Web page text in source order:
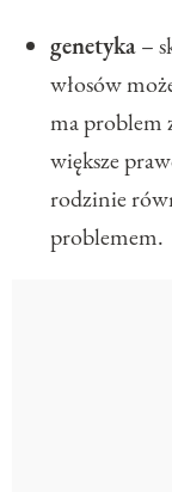
genetyka–
włosów
ma problem
większe
rodzinie
problemem.